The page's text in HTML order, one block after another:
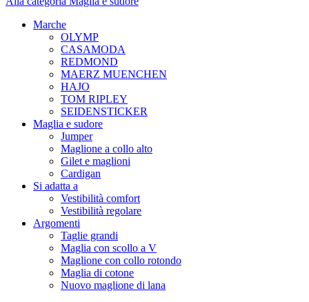
Marche
OLYMP
CASAMODA
REDMOND
MAERZ MUENCHEN
HAJO
TOM RIPLEY
SEIDENSTICKER
Maglia e sudore
Jumper
Maglione a collo alto
Gilet e maglioni
Cardigan
Si adatta a
Vestibilità comfort
Vestibilità regolare
Argomenti
Taglie grandi
Maglia con scollo a V
Maglione con collo rotondo
Maglia di cotone
Nuovo maglione di lana